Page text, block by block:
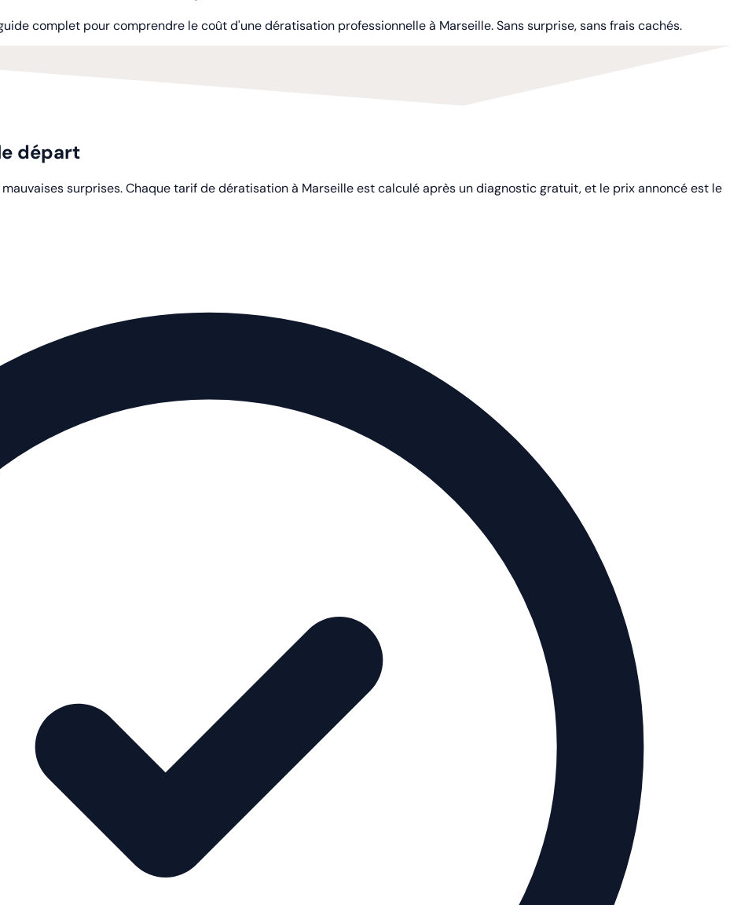
complet pour comprendre le coût d'une dératisation professionnelle à Marseille. Sans surprise, sans frais cachés.
départ
surprises. Chaque tarif de dératisation à Marseille est calculé après un diagnostic gratuit, et le prix annoncé est le